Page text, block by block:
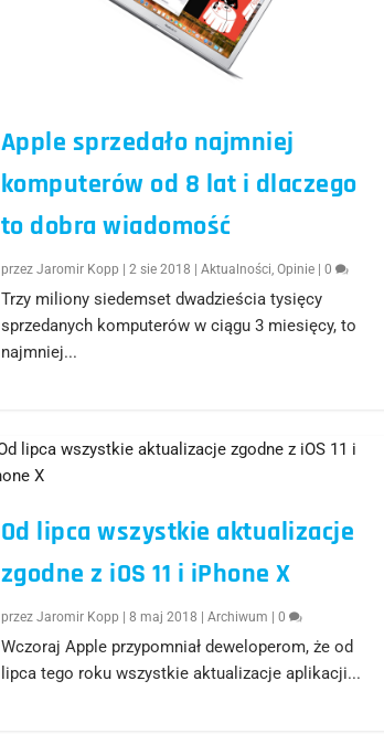
Apple sprzedało najmniej
komputerów od 8 lat i dlaczego
to dobra wiadomość
przez Jaromir Kopp 2 sie 2018 Aktualności, Opinie| 0
Trzy miliony siedemset dwadzieścia tysięcy
sprzedanych komputerów w ciągu 3 miesięcy, to
najmniej...
Od lipca wszystkie aktualizacje
zgodne z iOS 11 i iPhone X
przez Jaromir Kopp 8 maj 2018 Archiwum 0
Wczoraj Apple przypomniał deweloperom, że od
lipca tego roku wszystkie aktualizacje aplikacji...